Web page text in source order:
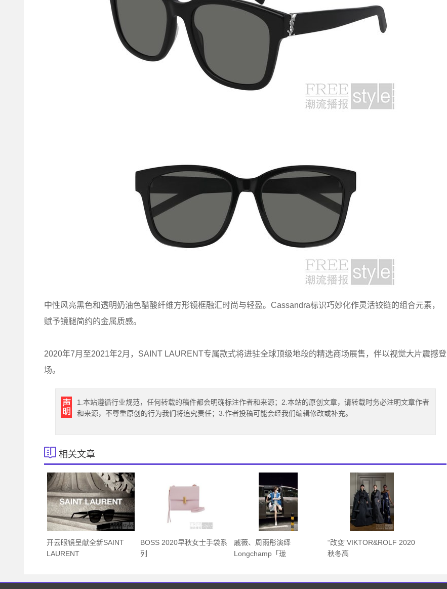
中性风亮黑色和透明奶油色醋酸纤维方形镜框融汇时尚与轻盈。Cassandra标识巧妙化作灵活铰链的组合元素，
赋予镜腿简约的金属质感。
2020年7月至2021年2月，SAINT LAURENT专属款式将进驻全球顶级地段的精选商场展售，伴以视觉大片震撼登
场。
1.本站遵循行业规范，任何转载的稿件都会明确标注作者和来源；2.本站的原创文章，请转载时务必注明文章作者
和来源，不尊重原创的行为我们将追究责任；3.作者投稿可能会经我们编辑修改或补充。
相关文章
开云眼镜呈献全新SAINT
LAURENT
BOSS 2020早秋女士手袋系
列
戚薇、周雨彤演绎
Longchamp「珑
“改变”VIKTOR&ROLF 2020
秋冬高